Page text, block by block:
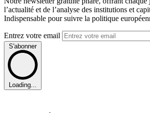
l’actualité et de l’analyse des institutions et
Indispensable pour suivre la politique
Entrez votre email
S'abonner
Loading...